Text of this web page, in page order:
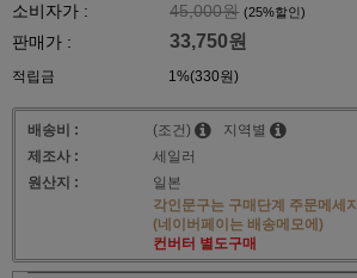
소비자가 : 45,000원 (25%할인)
판매가 : 33,750원
적립금 1%(330원)
배송비 : (조건)
지역별
제조사 :
세일러
원산지 :
일본
각인문구는 구매단계 주문메세지
(네이버페이는 배송메모에)
컨버터 별도구매